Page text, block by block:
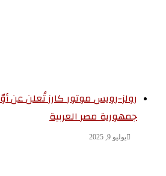
رولز-رويس موتور كارز تُعلن عن
جمهورية مصر العربية
يوليو 9, 2025